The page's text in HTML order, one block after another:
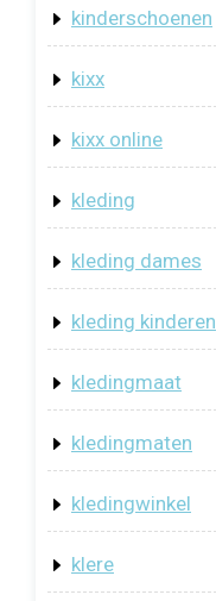
kinderschoenen
kixx
kixx online
kleding
kleding dames
kleding kinderen
kledingmaat
kledingmaten
kledingwinkel
klere